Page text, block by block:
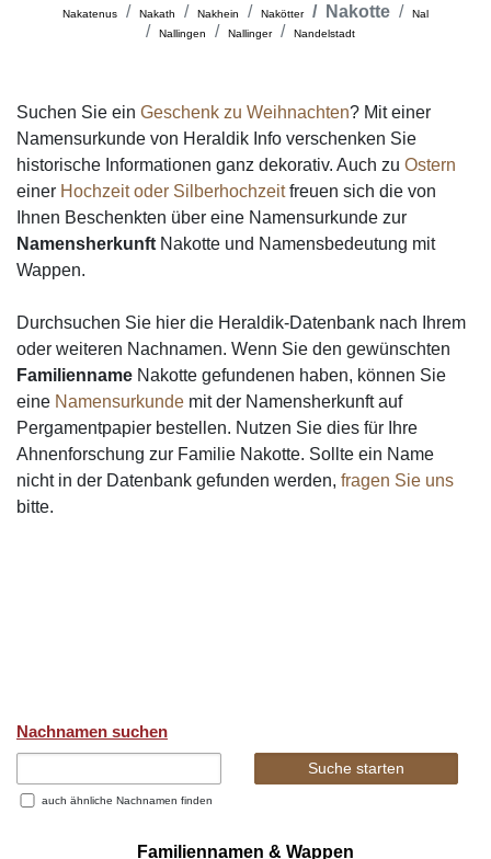
Nakatenus Nakath Nakhein Nakötter Nakotte
Nal
Nallingen
Nallinger Nandelstadt
Suchen Sie ein Geschenk zu Weihnachten? Mit einer
Namensurkunde von Heraldik Info verschenken Sie
historische Informationen ganz dekorativ. Auch zu Ostern
einer Hochzeit oder Silberhochzeitfreuen sich die von
Ihnen Beschenkten über eine Namensurkunde zur
Namensherkunft Nakotte und Namensbedeutung mit
Wappen.
Durchsuchen Sie hier die Heraldik-Datenbank nach Ihrem
oder weiteren Nachnamen. Wenn Sie den gewünschten
Familienname Nakotte gefundenen haben, können Sie
eine Namensurkunde mit der Namensherkunft auf
Pergamentpapier bestellen. Nutzen Sie dies für Ihre
Ahnenforschung zur Familie Nakotte. Sollte ein Name
nicht in der Datenbank gefunden werden, fragen Sie uns
bitte.
Nachnamen suchen
auch ähnliche Nachnamen finden
Familiennamen & Wappen